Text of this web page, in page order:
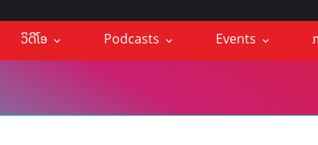
ວິດີໂອ Podcasts Events